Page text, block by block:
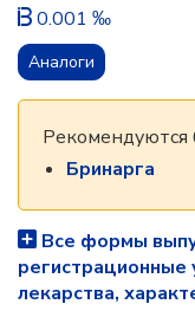
0.001 ‰
Аналоги
Рекомендуются
Бринарга
Все формы
регистрационные
лекарства,